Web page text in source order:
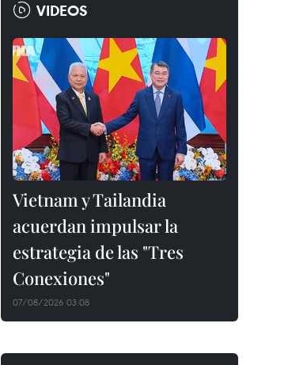
VIDEOS
Vietnam y Tailandia
acuerdan impulsar la
estrategia de las "Tres
Conexiones"
07/08/2026 03:08